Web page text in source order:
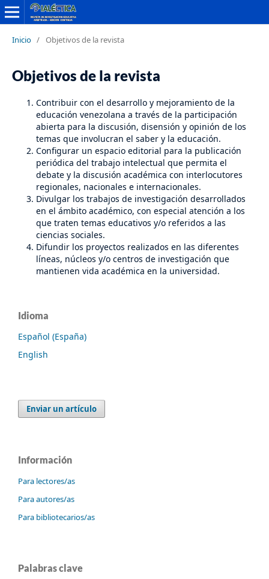
Inicio / Objetivos de la revista
Objetivos de la revista
Contribuir con el desarrollo y mejoramiento de la
educación venezolana a través de la participación
abierta para la discusión, disensión y opinión de los
temas que involucran el saber y la educación.
Configurar un espacio editorial para la publicación
periódica del trabajo intelectual que permita el
debate y la discusión académica con interlocutores
regionales, nacionales e internacionales.
Divulgar los trabajos de investigación desarrollados
en el ámbito académico, con especial atención a los
que traten temas educativos y/o referidos a las
ciencias sociales.
Difundir los proyectos realizados en las diferentes
líneas, núcleos y/o centros de investigación que
mantienen vida académica en la universidad.
Idioma
Español (España)
English
Enviar un artículo
Información
Para lectores/as
Para autores/as
Para bibliotecarios/as
Palabras clave